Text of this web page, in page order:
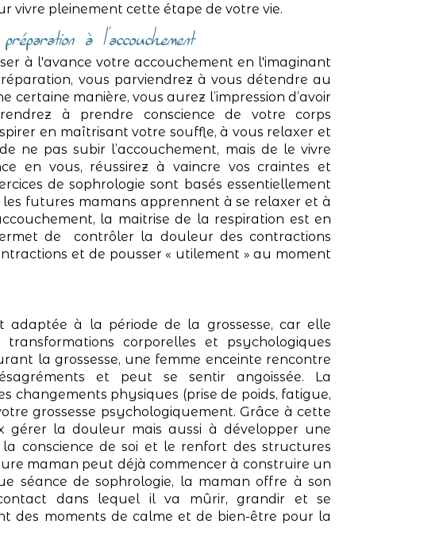
vivre pleinement cette étape de votre vie.
à l’accouchement
à l'avance votre accouchement en l'imaginant
vous parviendrez à vous détendre au
certaine manière, vous aurez l’impression d’avoir
à prendre conscience de votre corps
en maîtrisant votre souffle, à vous relaxer et
ne pas subir l’accouchement, mais de le vivre
en vous, réussirez à vaincre vos craintes et
de sophrologie sont basés essentiellement
futures mamans apprennent à se relaxer et à
la maitrise de la respiration est en
de contrôler la douleur des contractions
et de pousser « utilement » au moment
adaptée à la période de la grossesse, car elle
corporelles et psychologiques
la grossesse, une femme enceinte rencontre
et peut se sentir angoissée. La
changements physiques (prise de poids, fatigue,
grossesse psychologiquement. Grâce à cette
gérer la douleur mais aussi à développer une
conscience de soi et le renfort des structures
maman peut déjà commencer à construire un
séance de sophrologie, la maman offre à son
dans lequel il va mûrir, grandir et se
des moments de calme et de bien-être pour la